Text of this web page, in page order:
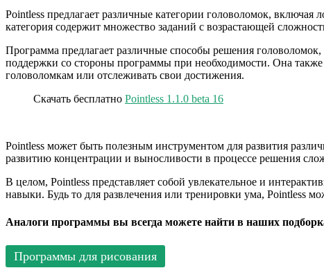
Pointless предлагает различные категории головоломок, включая
категория содержит множество заданий с возрастающей
Программа предлагает различные способы решения
поддержки со стороны программы при необходимости. Она также
головоломкам или отслеживать свои достижения.
Скачать бесплатно Pointless 1.1.0 beta 16
Pointless может быть полезным инструментом для развития
развитию концентрации и выносливости в процессе решения
В целом, Pointless представляет собой увлекательное и
навыки. Будь то для развлечения или тренировки ума, Pointless
Аналоги программы вы всегда можете найти в наших
Программы для рисования